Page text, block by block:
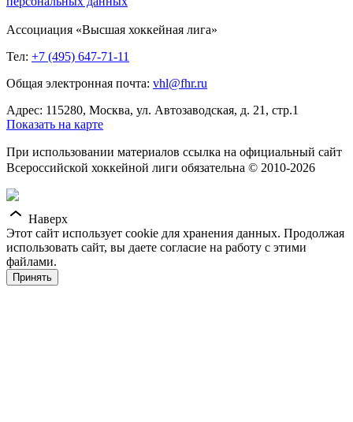
Ассоциация «Высшая хоккейная лига»
Тел: +7 (495) 647-71-11
Общая электронная почта: vhl@fhr.ru
Адрес: 115280, Москва, ул. Автозаводская, д. 21, стр.1
Показать на карте
При использовании материалов ссылка на официальный сайт
Всероссийской хоккейной лиги обязательна © 2010-2026
Наверх
Этот сайт использует cookie для хранения данных. Продолжая
использовать сайт, вы даете согласие на работу с этими
файлами.
Принять